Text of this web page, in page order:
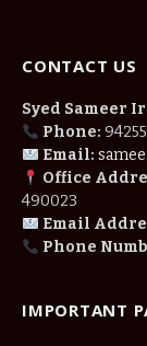
CONTACT US
Syed Sameer
Phone:
Email:
Office
490023
Email
Phone
IMPORTANT